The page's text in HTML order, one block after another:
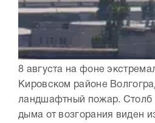
8 августа на фоне
Кировском районе
ландшафтный пожар. Столб
дыма от возгорания виден